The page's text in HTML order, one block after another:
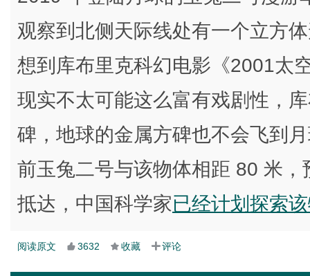
观察到北侧天际线处有一个立方
想到库布里克科幻电影《2001太
现实不太可能这么富有戏剧性，
碑，地球的金属方碑也不会飞到
前玉兔二号与该物体相距 80 米
抵达，中国科学家已经计划探索
阅读原文 3632 收藏 评论